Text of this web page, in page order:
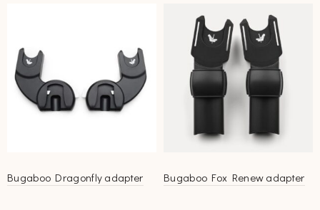
Bugaboo Dragonfly adapter Bugaboo Fox Renew adapter